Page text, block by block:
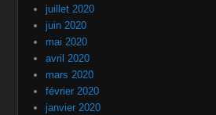
juillet 2020
juin 2020
mai 2020
avril 2020
mars 2020
février 2020
janvier 2020